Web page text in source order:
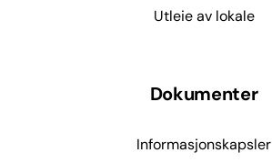
Utleie av lokale
Dokumenter
Informasjonskapsler